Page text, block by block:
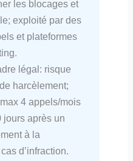
les blocages et
exploité par des
et plateformes
légal: risque
harcèlement;
4 appels/mois
jours après un
à la
d’infraction.